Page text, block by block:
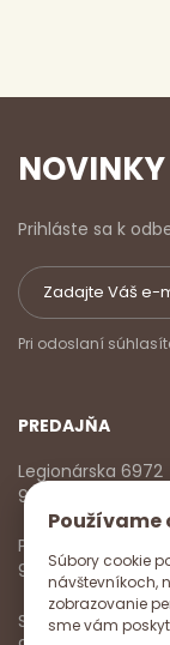
Používame
Súbory cookie
návštevníkoch,
zobrazovanie
sme vám
NOVINKY
Prihláste sa k
Pri odoslaní
PREDAJŇA
Legionárska 6972
911 01 Trenčín
Pondelok - Piatok
9:00 - 17:00
Sobota